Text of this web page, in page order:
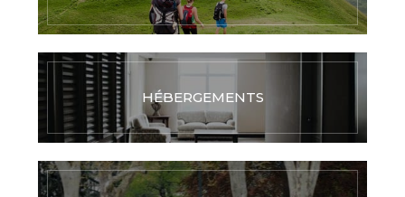
HÉBERGEMENTS